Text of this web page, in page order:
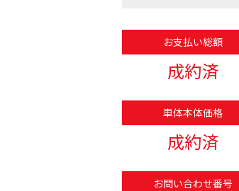
お支払い総額
成約済
車体本体価格
成約済
お問い合わせ番号